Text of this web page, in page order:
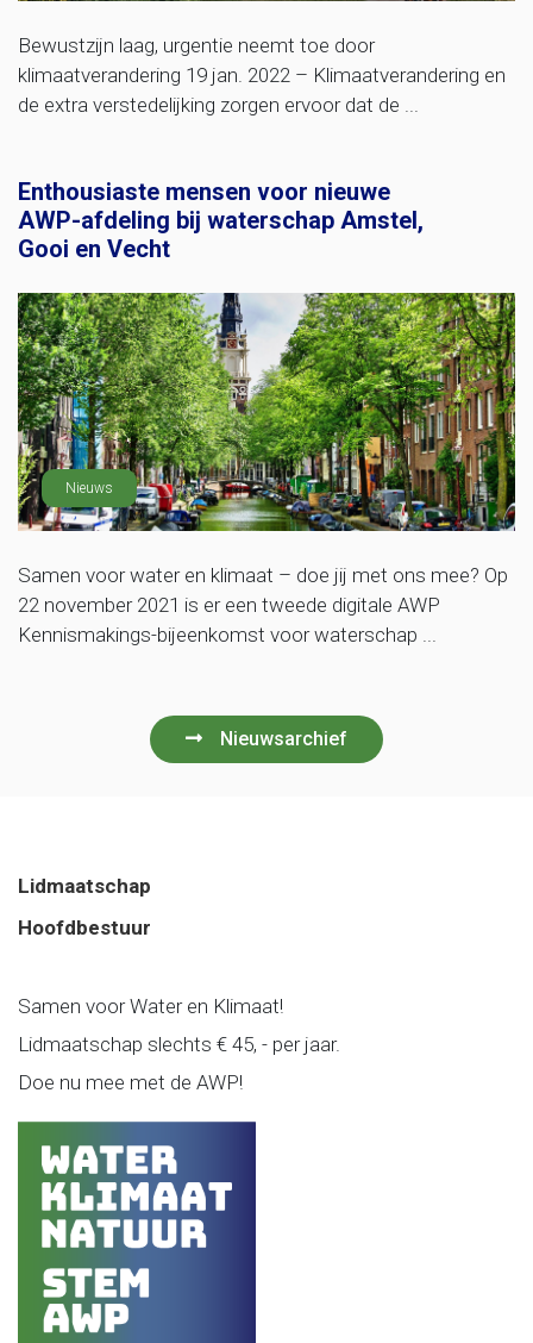
Bewustzijn laag, urgentie neemt toe door
klimaatverandering 19 jan. 2022 – Klimaatverandering en
de extra verstedelijking zorgen ervoor dat de ...
Enthousiaste mensen voor nieuwe
AWP-afdeling bij waterschap Amstel,
Gooi en Vecht
Nieuws
Samen voor water en klimaat – doe jij met ons mee? Op
22 november 2021 is er een tweede digitale AWP
Kennismakings-bijeenkomst voor waterschap ...
Nieuwsarchief
Lidmaatschap
Hoofdbestuur
Samen voor Water en Klimaat!
Lidmaatschap slechts € 45, - per jaar.
Doe nu mee met de AWP!